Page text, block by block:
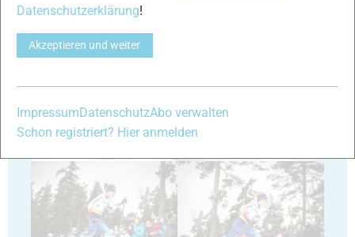
21
Datenschutzerklärung!
Akzeptieren und weiter
ImpressumDatenschutzAbo verwalten
Schon registriert? Hier anmelden